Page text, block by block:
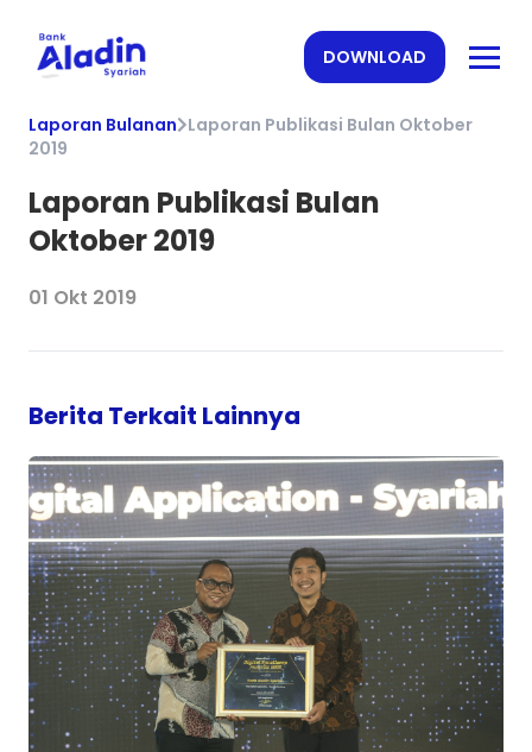
DOWNLOAD
Laporan Bulanan Laporan Publikasi Bulan Oktober
2019
Laporan Publikasi Bulan
Oktober 2019
01 Okt 2019
Berita Terkait Lainnya